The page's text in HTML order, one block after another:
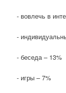
- вовлечь в
-
- беседа – 13%
- игры – 7%